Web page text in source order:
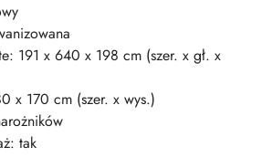
191 x 640 x 198 cm (szer. x gł. x
x 170 cm (szer. x wys.)
tak